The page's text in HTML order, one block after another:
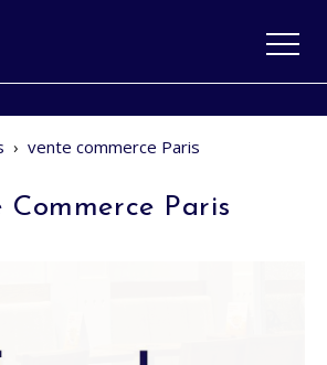
› vente commerce Paris
Commerce Paris